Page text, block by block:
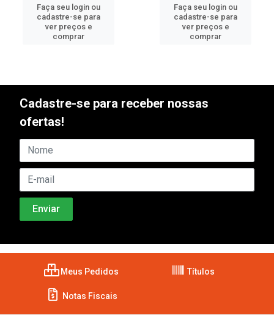
Faça seu login ou
cadastre-se para
ver preços e
comprar
Faça seu login ou
cadastre-se para
ver preços e
comprar
Cadastre-se para receber nossas
ofertas!
Meus Pedidos Títulos
Notas Fiscais